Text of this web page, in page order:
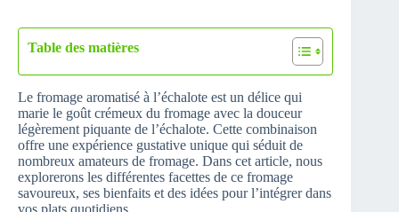
Table des matières
Le fromage aromatisé à l’échalote est un délice qui
marie le goût crémeux du fromage avec la douceur
légèrement piquante de l’échalote. Cette combinaison
offre une expérience gustative unique qui séduit de
nombreux amateurs de fromage. Dans cet article, nous
explorerons les différentes facettes de ce fromage
savoureux, ses bienfaits et des idées pour l’intégrer dans
vos plats quotidiens.